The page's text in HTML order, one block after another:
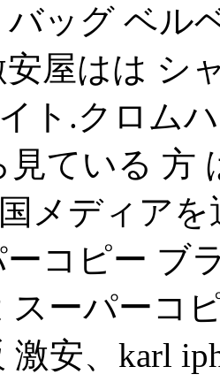
ッグ ベル
屋はは シ
ト.クロム
見ている 方
メディア
コピー ブ
スーパーコ
安、karl